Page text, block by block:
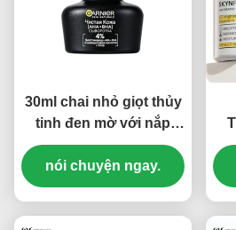
30ml chai nhỏ giọt thủy
tinh đen mờ với nắp
nhỏ giọt chống trẻ em
CR cho CBD Tinctures
& Herbal Extracts ((MC-
nói chuyện ngay.